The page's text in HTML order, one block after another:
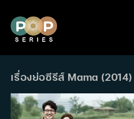
content
เรื่องย่อซีรีส์ Mama (2014)